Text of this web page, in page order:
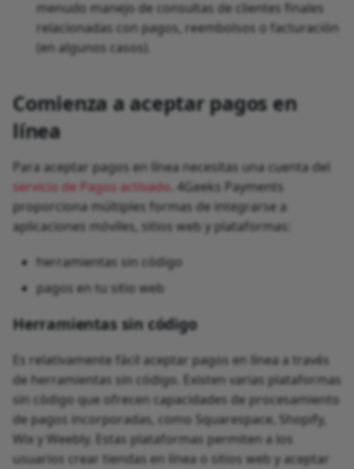
menudo manejo de consultas de clientes finales
relacionadas con pagos, reembolsos o facturación
(en algunos casos).
Comienza a aceptar pagos en
línea
Para aceptar pagos en línea necesitas una cuenta del
servicio de Pagos activado . 4Geeks Payments
proporciona múltiples formas de integrarse a
aplicaciones móviles, sitios web y plataformas:
herramientas sin código
pagos en tu sitio web
Herramientas sin código
Es relativamente fácil aceptar pagos en línea a través
de herramientas sin código. Existen varias plataformas
sin código que ofrecen capacidades de procesamiento
de pagos incorporadas, como Squarespace, Shopify,
Wix y Weebly. Estas plataformas permiten a los
usuarios crear tiendas en línea o sitios web y aceptar